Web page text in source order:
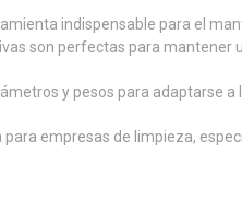
indispensable para el
son perfectas para mantener
y pesos para adaptarse a
empresas de limpieza,